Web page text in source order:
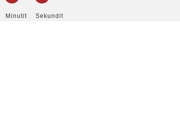
Minutit Sekundit